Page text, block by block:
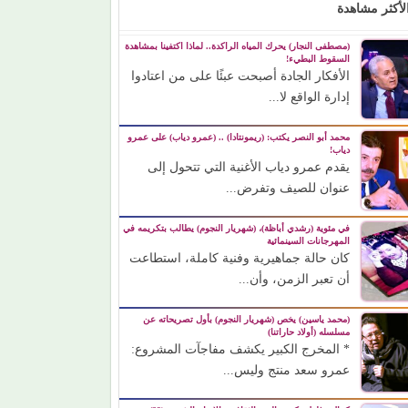
مشاهدة
(مصطفى النجار) يحرك المياه الراكدة.. لماذا اكتفينا بمشاهدة
السقوط البطيء!
الأفكار الجادة أصبحت عبئًا على من اعتادوا
إدارة الواقع لا...
محمد أبو النصر يكتب: (ريمونتادا) .. (عمرو دياب) على عمرو
دياب!
يقدم عمرو دياب الأغنية التي تتحول إلى
عنوان للصيف وتفرض...
في مئوية (رشدي أباظة)، (شهريار النجوم) يطالب بتكريمه في
المهرجانات السينمائية
كان حالة جماهيرية وفنية كاملة، استطاعت
أن تعبر الزمن، وأن...
(محمد ياسين) يخص (شهريار النجوم) بأول تصريحاته عن
مسلسله (أولاد حاراتنا)
* المخرج الكبير يكشف مفاجآت المشروع:
عمرو سعد منتج وليس...